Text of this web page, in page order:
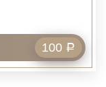
100 Р